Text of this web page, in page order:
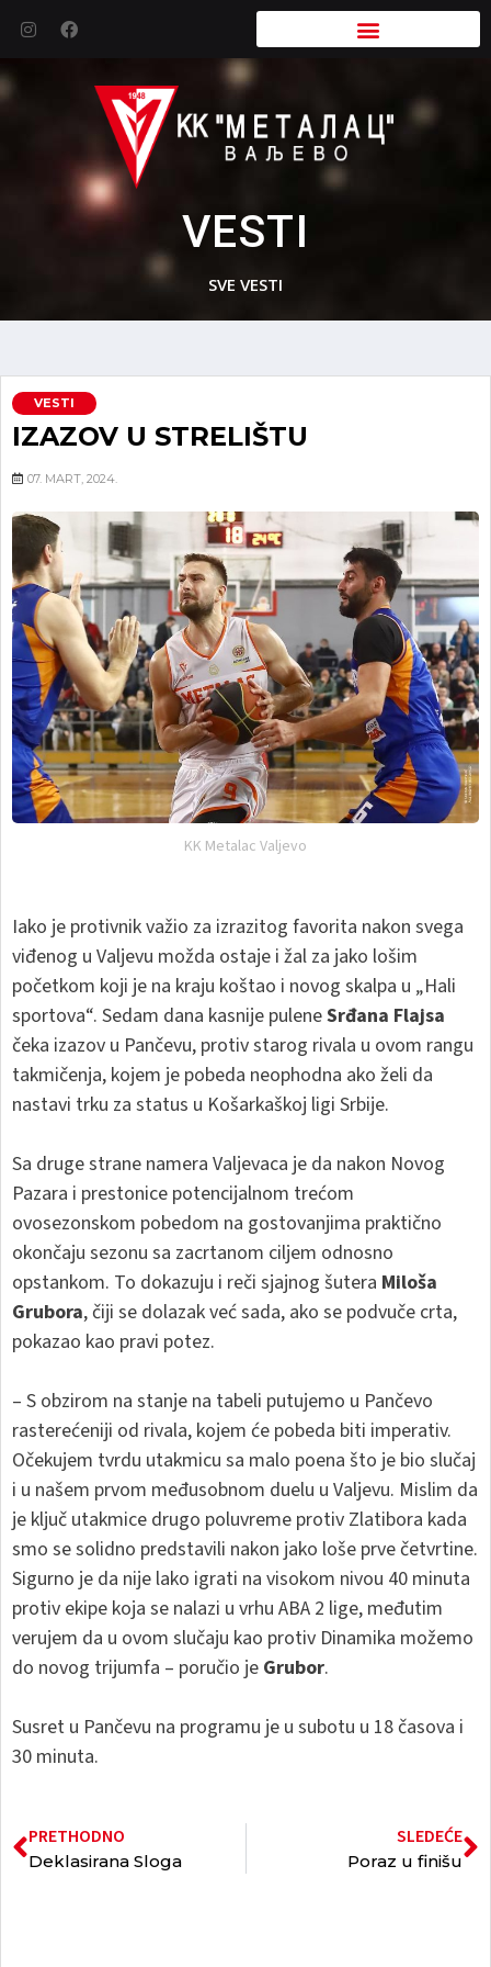
VESTI
SVE VESTI
VESTI
IZAZOV U STRELIŠTU
07. MART, 2024.
KK Metalac Valjevo
Iako je protivnik važio za izrazitog favorita nakon svega
viđenog u Valjevu možda ostaje i žal za jako lošim
početkom koji je na kraju koštao i novog skalpa u „Hali
sportova“. Sedam dana kasnije puleneSrđana Flajsa
čeka izazov u Pančevu, protiv starog rivala u ovom rangu
takmičenja, kojem je pobeda neophodna ako želi da
nastavi trku za status u Košarkaškoj ligi Srbije.
Sa druge strane namera Valjevaca je da nakon Novog
Pazara i prestonice potencijalnom trećom
ovosezonskom pobedom na gostovanjima praktično
okončaju sezonu sa zacrtanom ciljem odnosno
opstankom. To dokazuju i reči sjajnog šutera Miloša
Grubora, čiji se dolazak već sada, ako se podvuče crta,
pokazao kao pravi potez.
– S obzirom na stanje na tabeli putujemo u Pančevo
rasterećeniji od rivala, kojem će pobeda biti imperativ.
Očekujem tvrdu utakmicu sa malo poena što je bio slučaj
i u našem prvom međusobnom duelu u Valjevu. Mislim da
je ključ utakmice drugo poluvreme protiv Zlatibora kada
smo se solidno predstavili nakon jako loše prve četvrtine.
Sigurno je da nije lako igrati na visokom nivou 40 minuta
protiv ekipe koja se nalazi u vrhu ABA 2 lige, međutim
verujem da u ovom slučaju kao protiv Dinamika možemo
do novog trijumfa – poručio je Grubor.
Susret u Pančevu na programu je u subotu u 18 časova i
30 minuta.
PRETHODNO
Deklasirana Sloga
SLEDEĆE
Poraz u finišu